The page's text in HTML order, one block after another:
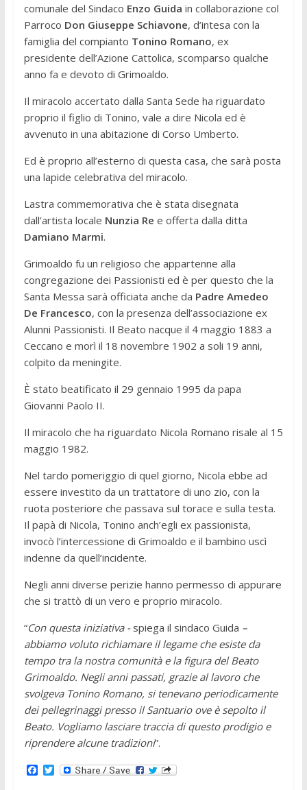
comunale del Sindaco Enzo Guida in collaborazione col
Parroco Don Giuseppe Schiavone, d’intesa con la
famiglia del compianto Tonino Romano, ex
presidente dell’Azione Cattolica, scomparso qualche
anno fa e devoto di Grimoaldo.
Il miracolo accertato dalla Santa Sede ha riguardato
proprio il figlio di Tonino, vale a dire Nicola ed è
avvenuto in una abitazione di Corso Umberto.
Ed è proprio all’esterno di questa casa, che sarà posta
una lapide celebrativa del miracolo.
Lastra commemorativa che è stata disegnata
dall’artista locale Nunzia Re e offerta dalla ditta
Damiano Marmi.
Grimoaldo fu un religioso che appartenne alla
congregazione dei Passionisti ed è per questo che la
Santa Messa sarà officiata anche da Padre Amedeo
De Francesco, con la presenza dell’associazione ex
Alunni Passionisti. Il Beato nacque il 4 maggio 1883 a
Ceccano e morì il 18 novembre 1902 a soli 19 anni,
colpito da meningite.
È stato beatificato il 29 gennaio 1995 da papa
Giovanni Paolo II.
Il miracolo che ha riguardato Nicola Romano risale al 15
maggio 1982.
Nel tardo pomeriggio di quel giorno, Nicola ebbe ad
essere investito da un trattatore di uno zio, con la
ruota posteriore che passava sul torace e sulla testa.
Il papà di Nicola, Tonino anch’egli ex passionista,
invocò l’intercessione di Grimoaldo e il bambino uscì
indenne da quell’incidente.
Negli anni diverse perizie hanno permesso di appurare
che si trattò di un vero e proprio miracolo.
“Con questa iniziativa -spiega il sindaco Guida –
abbiamo voluto richiamare il legame che esiste da
tempo tra la nostra comunità e la figura del Beato
Grimoaldo. Negli anni passati, grazie al lavoro che
svolgeva Tonino Romano, si tenevano periodicamente
dei pellegrinaggi presso il Santuario ove è sepolto il
Beato. Vogliamo lasciare traccia di questo prodigio e
riprendere alcune tradizioni”.
F T